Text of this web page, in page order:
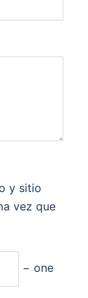
y sitio
vez que
− one